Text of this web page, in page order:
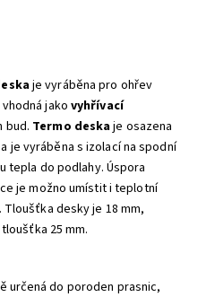
je vyráběna pro ohřev
jako vyhřívací
bud. Termo deskaje osazena
je vyráběna s izolací na spodní
tepla do podlahy. Úspora
je možno umístit i teplotní
desky je 18 mm,
25 mm.
určená do poroden prasnic,